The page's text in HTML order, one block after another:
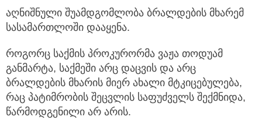
აღნიშნული შუამდგომლობა ბრალდების მხარემ
სასამართლოში დააყენა.
როგორც საქმის პროკურორმა ვაჟა თოდუამ
განმარტა, საქმეში არც დაცვის და არც
ბრალდების მხარის მიერ ახალი მტკიცებულება,
რაც პატიმრობის შეცვლის საფუძველს შექმნიდა,
წარმოდგენილი არ არის.